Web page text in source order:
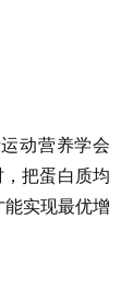
动营养学会
把蛋白质均
实现最优增